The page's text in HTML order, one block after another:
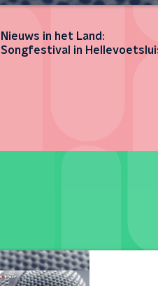
Nieuws in het Land:
Songfestival in